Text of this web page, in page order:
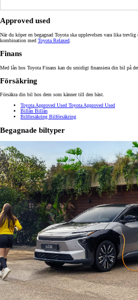
Approved used
När du köper en begagnad Toyota ska upplevelsen vara lika
kombination med Toyota Relaxed
Finans
Med lån hos Toyota Finans kan du smidigt finansiera din bil på
Försäkring
Försäkra din bil hos dem som känner till den bäst.
Toyota Approved Used Toyota Approved Used
Billån Billån
Bilförsäkring Bilförsäkring
Begagnade biltyper